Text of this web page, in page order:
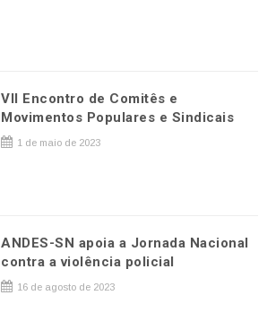
VII Encontro de Comitês e
Movimentos Populares e Sindicais
1 de maio de 2023
ANDES-SN apoia a Jornada Nacional
contra a violência policial
16 de agosto de 2023